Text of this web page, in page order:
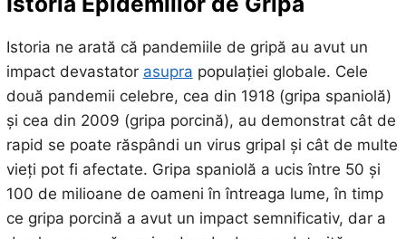
Istoria ne arată că pandemiile de gripă au avut un
impact devastator asupra populației globale. Cele
două pandemii celebre, cea din 1918 (gripa spaniolă)
și cea din 2009 (gripa porcină), au demonstrat cât de
rapid se poate răspândi un virus gripal și cât de multe
vieți pot fi afectate. Gripa spaniolă a ucis între 50 și
100 de milioane de oameni în întreaga lume, în timp
ce gripa porcină a avut un impact semnificativ, dar a